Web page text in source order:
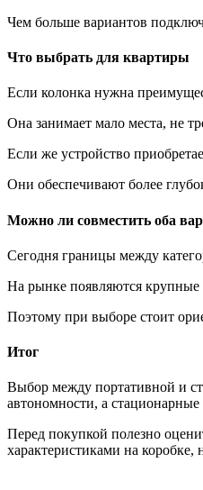
Чем больше вариантов
Что выбрать для квартиры
Если колонка нужна
Она занимает мало места, не
Если же устройство
Они обеспечивают более
Можно ли совместить оба
Сегодня границы между
На рынке появляются
Поэтому при выборе стоит
Итог
Выбор между портативной и
автономности, а
Перед покупкой полезно
характеристиками на